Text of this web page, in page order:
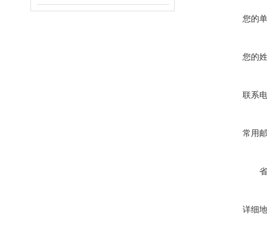
您的
您的
联系
常用
详细